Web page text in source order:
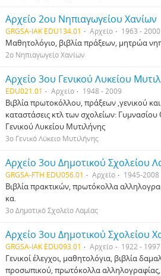
Αρχείο 2ου Νηπιαγωγείου Χανίων
GRGSA-IAK EDU134.01 Αρχείο 1963 - 2000
Μαθητολόγιο, βιβλία πράξεων, μητρώα
2ο Νηπιαγωγείο Χανίων
Αρχείο 3ου Γενικού Λυκείου
EDU021.01 Αρχείο 1948 - 2009
Βιβλία πρωτοκόλλου, πράξεων ,γενικού
καταστάσεις κτλ των σχολείων:
Γενικού Λυκείου Μυτιλήνης
3ο Γενικό Λύκειο Μυτιλήνης
Αρχείο 3ου Δημοτικού Σχολείου
GRGSA-FTH EDU056.01 Αρχείο 1945-2008
Βιβλία πρακτικών, πρωτόκολλα
κα.
3ο Δημοτικό Σχολείο Λαμίας
Αρχείο 3ου Δημοτικού Σχολείου
GRGSA-IAK EDU093.01 Αρχείο 1922 - 1997
Γενικοί έλεγχοι, μαθητολόγια, βιβλία
προσωπικού, πρωτόκολλα αλληλογραφίας,